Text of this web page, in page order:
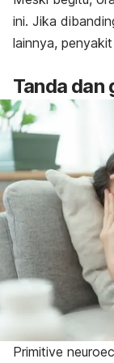
ini. Jika
lainnya,
Tanda dan
Primitive